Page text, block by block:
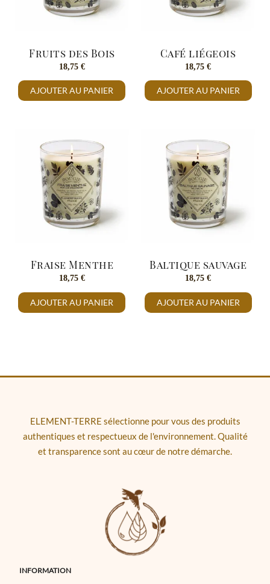
Fruits des Bois
18,75 €
AJOUTER AU PANIER
Café liégeois
18,75€
AJOUTER AU PANIER
Fraise Menthe
18,75 €
AJOUTER AU PANIER
Baltique sauvage
18,75€
AJOUTER AU PANIER
ELEMENT-TERRE sélectionne pour vous des produits
authentiques et respectueux de l'environnement. Qualité
et transparence sont au cœur de notre démarche.
INFORMATION